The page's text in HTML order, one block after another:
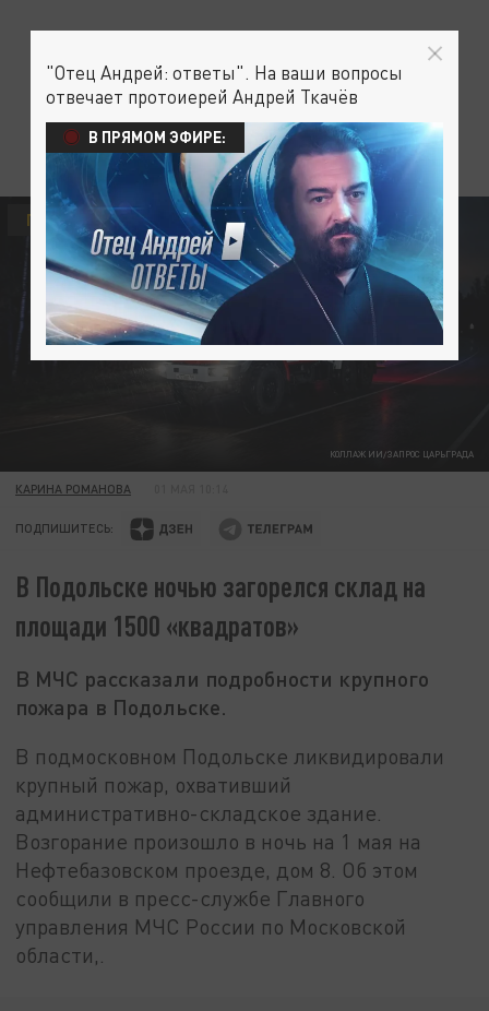
КОЛЛАЖ ИИ/ЗАПРОС ЦАРЬГРАДА
ПРОИСШЕСТВИЯ
КАРИНА РОМАНОВА
ПОДПИШИТЕСЬ:
В Подольске ночью загорелся склад на
площади 1500 «квадратов»
В МЧС рассказали подробности крупного
пожара в Подольске.
В подмосковном Подольске ликвидировали
крупный пожар, охвативший
административно-складское здание.
Возгорание произошло в ночь на 1 мая на
Нефтебазовском проезде, дом 8. Об этом
сообщили в пресс-службе Главного
управления МЧС России по Московской
области,.
"Отец Андрей: ответы". На ваши вопросы
отвечает протоиерей Андрей Ткачёв
В ПРЯМОМ ЭФИРЕ: